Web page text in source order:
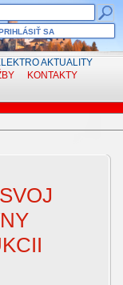
PRIHLÁSIŤ SA
AKTUALITY
KONTAKTY